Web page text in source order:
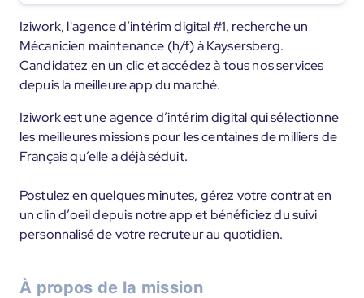
Iziwork, l'agence d’intérim digital #1, recherche un
Mécanicien maintenance (h/f) à Kaysersberg.
Candidatez en un clic et accédez à tous nos services
depuis la meilleure app du marché.
Iziwork est une agence d’intérim digital qui sélectionne
les meilleures missions pour les centaines de milliers de
Français qu’elle a déjà séduit.
Postulez en quelques minutes, gérez votre contrat en
un clin d’oeil depuis notre app et bénéficiez du suivi
personnalisé de votre recruteur au quotidien.
À propos de la mission